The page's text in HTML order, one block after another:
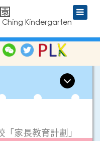
Ching Kindergarten
家長教育計劃」